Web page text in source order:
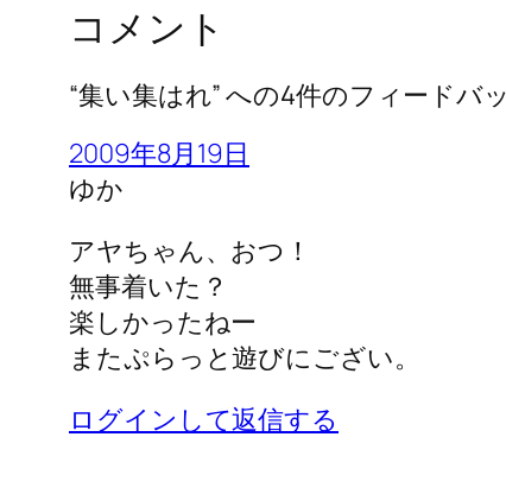
コメント
“集い集はれ” への4件のフィードバ
2009年8月19日
ゆか
アヤちゃん、おつ！
無事着いた？
楽しかったねー
またぷらっと遊びにござい。
ログインして返信する